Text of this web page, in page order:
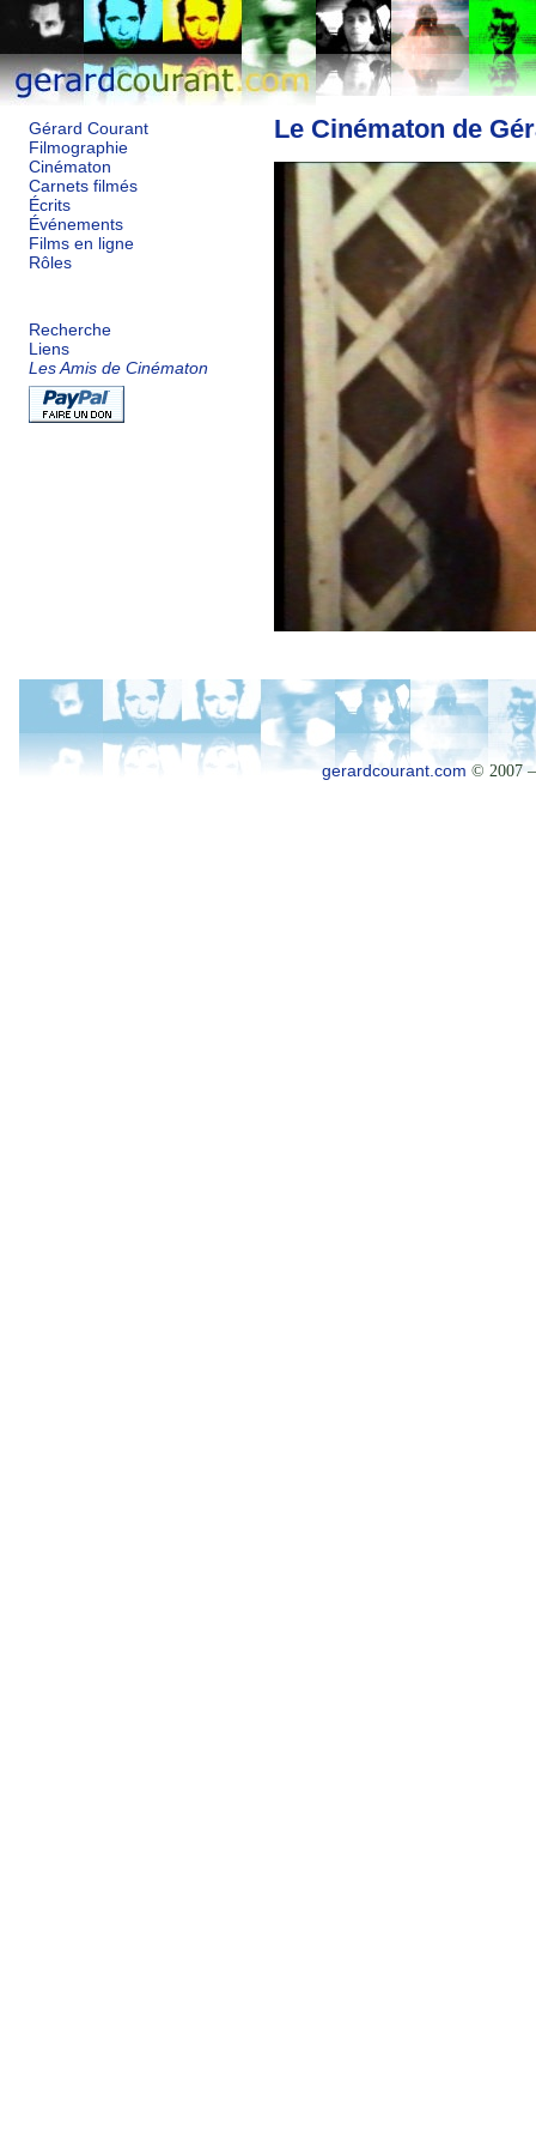
Gérard Courant
Filmographie
Cinématon
Carnets filmés
Écrits
Événements
Films en ligne
Rôles
Recherche
Liens
Les Amis de Cinématon
Le Cinématon de
gerardcourant.com © 2007